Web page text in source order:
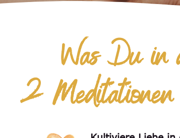
Was Du in
2 Meditationen